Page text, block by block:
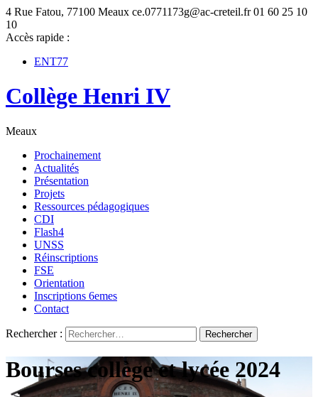
4 Rue Fatou, 77100 Meaux ce.0771173g@ac-creteil.fr 01 60 25 10
10
Accès rapide :
ENT77
Collège Henri IV
Meaux
Prochainement
Actualités
Présentation
Projets
Ressources pédagogiques
CDI
Flash4
UNSS
Réinscriptions
FSE
Orientation
Inscriptions 6emes
Contact
Rechercher :
Bourses collège et lycée 2024